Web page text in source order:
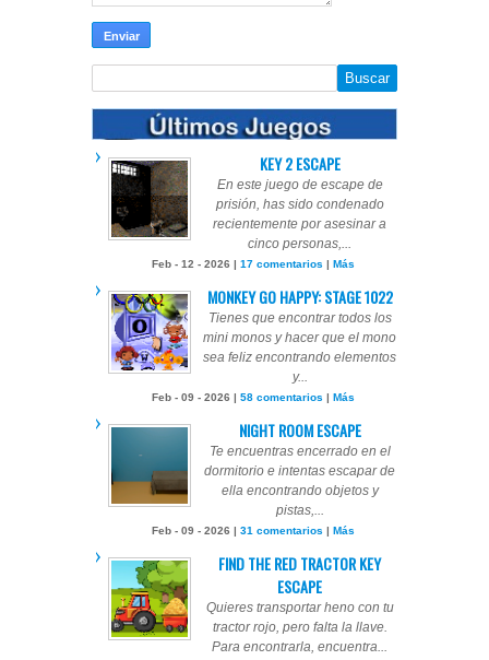
KEY 2 ESCAPE
En este juego de escape de
prisión, has sido condenado
recientemente por asesinar a
cinco personas,...
Feb - 12 - 2026 | 17 comentarios | Más
MONKEY GO HAPPY: STAGE 1022
Tienes que encontrar todos los
mini monos y hacer que el mono
sea feliz encontrando elementos
y...
Feb - 09 - 2026 | 58 comentarios | Más
NIGHT ROOM ESCAPE
Te encuentras encerrado en el
dormitorio e intentas escapar de
ella encontrando objetos y
pistas,...
Feb - 09 - 2026 | 31 comentarios | Más
FIND THE RED TRACTOR KEY
ESCAPE
Quieres transportar heno con tu
tractor rojo, pero falta la llave.
Para encontrarla, encuentra...